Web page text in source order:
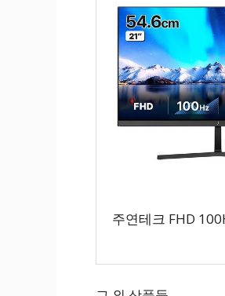
주연테크 FHD